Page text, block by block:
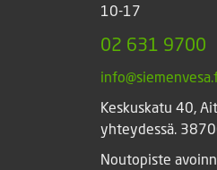
10-17
02 631 9700
Keskuskatu 40,
yhteydessä.
Noutopiste